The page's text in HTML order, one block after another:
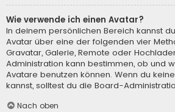
Wie verwende ich einen Avatar?
In deinem persönlichen Bereich kannst
Avatar über eine der folgenden vier
Gravatar, Galerie, Remote oder
Administration kann bestimmen, ob und
Avatare benutzen können. Wenn du
kannst, solltest du die Board-
Nach oben